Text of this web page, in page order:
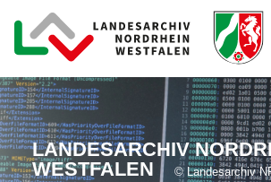
Landesarchiv
LANDESARCHIV
WESTFALEN